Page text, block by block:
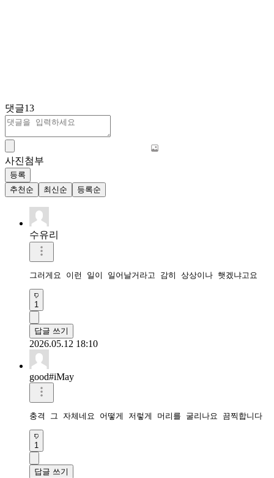
댓글13
사진첨부
등록
추천순
최신순 등록순
수유리
그러게요 이런 일이 일어날거라고 감히 상상이나 햇겠냐고요
1
답글 쓰기
2026.05.12 18:10
good#iMay
충격 그 자체네요 어떻게 저렇게 머리를 굴리나요 끔찍합니다
1
답글 쓰기